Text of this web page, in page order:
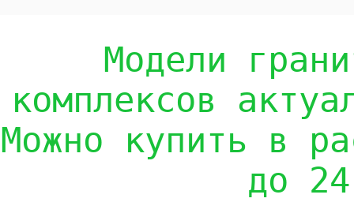
Модели
комплексов
Можно купить в
до